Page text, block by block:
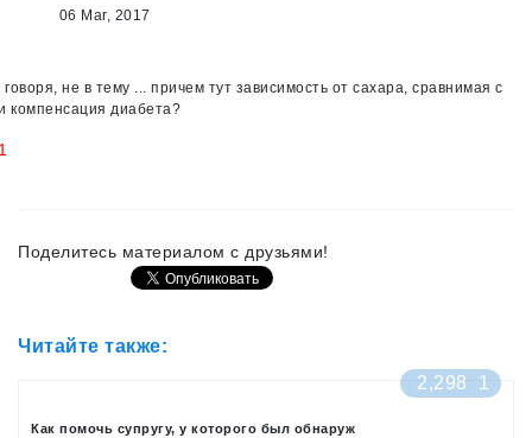
06 Mar, 2017
говоря, не в тему ... причем тут зависимость от сахара, сравнимая с
компенсация диабета?
Поделитесь материалом с друзьями!
Читайте также:
2,298
1
Как помочь супругу, у которого был обнаруж